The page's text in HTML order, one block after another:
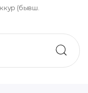
(бывш.